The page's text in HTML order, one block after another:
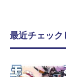
最近チェック